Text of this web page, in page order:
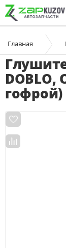
Главная
DOBLO,
гофрой)